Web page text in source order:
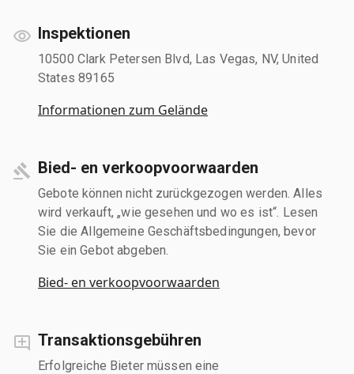
Inspektionen
10500 Clark Petersen Blvd, Las Vegas, NV, United
States 89165
Informationen zum Gelände
Bied- en verkoopvoorwaarden
Gebote können nicht zurückgezogen werden. Alles
wird verkauft, „wie gesehen und wo es ist“. Lesen
Sie die Allgemeine Geschäftsbedingungen, bevor
Sie ein Gebot abgeben.
Bied- en verkoopvoorwaarden
Transaktionsgebühren
Erfolgreiche Bieter müssen eine